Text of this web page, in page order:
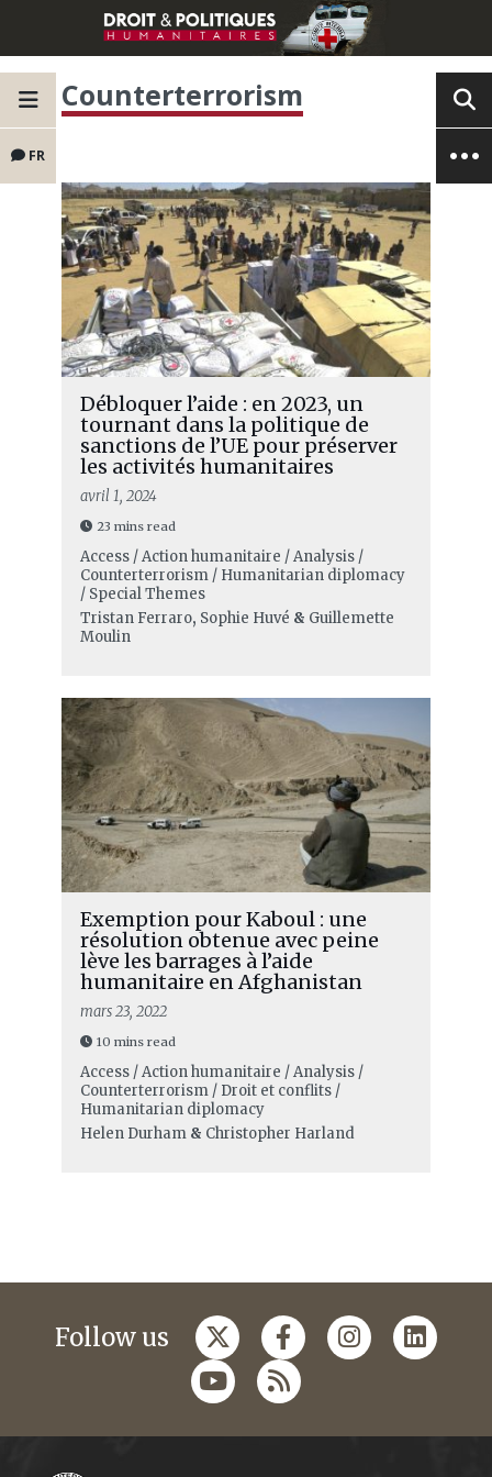
FR
Counterterrorism
Débloquer l’aide : en 2023, un
tournant dans la politique de
sanctions de l’UE pour préserver
les activités humanitaires
avril 1, 2024
23 mins read
Access / Action humanitaire / Analysis /
Counterterrorism / Humanitarian diplomacy
/ Special Themes
Tristan Ferraro, Sophie Huvé & Guillemette
Moulin
Exemption pour Kaboul : une
résolution obtenue avec peine
lève les barrages à l’aide
humanitaire en Afghanistan
mars 23, 2022
10 mins read
Access / Action humanitaire / Analysis /
Counterterrorism / Droit et conflits /
Humanitarian diplomacy
Helen Durham& Christopher Harland
Follow us